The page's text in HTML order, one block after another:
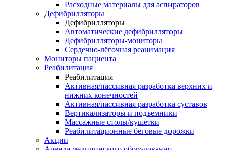
Расходные материалы для аспираторов
Дефибрилляторы
Дефибрилляторы
Автоматические дефибрилляторы
Дефибрилляторы-мониторы
Сердечно-лёгочная реанимация
Мониторы пациента
Реабилитация
Реабилитация
Активная/пассивная разработка верхних и
нижних конечностей
Активная/пассивная разработка суставов
Вертикализаторы и подъемники
Массажные столы/кушетки
Реабилитационные беговые дорожки
Акции